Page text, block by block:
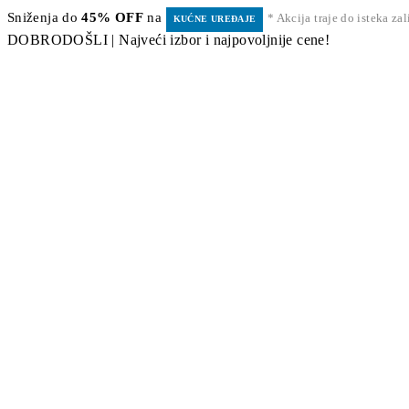
Sniženja do45% OFF na KUĆNE UREĐAJE * Akcija traje do isteka
DOBRODOŠLI | Najveći izbor i najpovoljnije cene!